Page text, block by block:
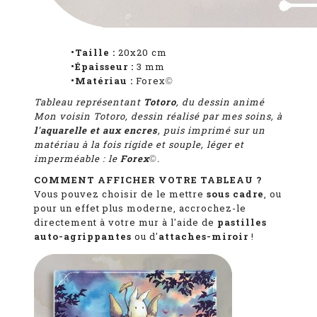
•Taille : 20x20 cm
•Épaisseur : 3 mm
•Matériau : Forex©
Tableau représentant Totoro, du dessin animé
Mon voisin Totoro, dessin réalisé par mes soins, à
l'aquarelle et aux encres, puis imprimé sur un
matériau à la fois rigide et souple, léger et
imperméable : le Forex©.
COMMENT AFFICHER VOTRE TABLEAU ?
Vous pouvez choisir de le mettre sous cadre, ou
pour un effet plus moderne, accrochez-le
directement à votre mur à l'aide de pastilles
auto-agrippantes ou d'attaches-miroir !